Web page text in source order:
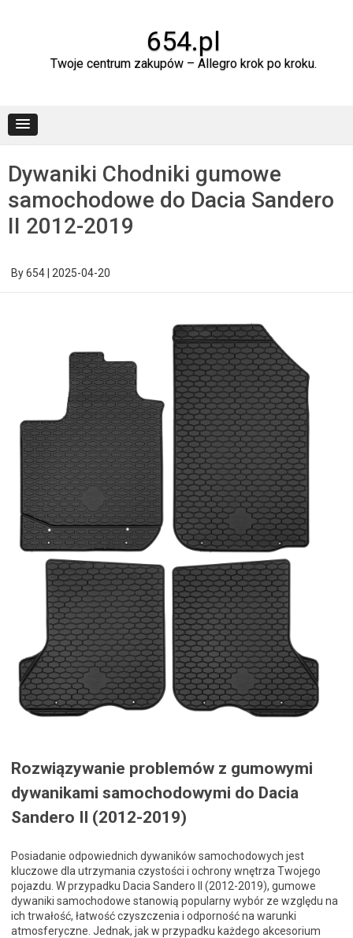
654.pl
Twoje centrum zakupów – Allegro krok po kroku.
Dywaniki Chodniki gumowe
samochodowe do Dacia Sandero
II 2012-2019
By654 2025-04-20
Rozwiązywanie problemów z gumowymi
dywanikami samochodowymi do Dacia
Sandero II (2012-2019)
Posiadanie odpowiednich dywaników samochodowych jest
kluczowe dla utrzymania czystości i ochrony wnętrza Twojego
pojazdu. W przypadku Dacia Sandero II (2012-2019), gumowe
dywaniki samochodowe stanowią popularny wybór ze względu na
ich trwałość, łatwość czyszczenia i odporność na warunki
atmosferyczne. Jednak, jak w przypadku każdego akcesorium